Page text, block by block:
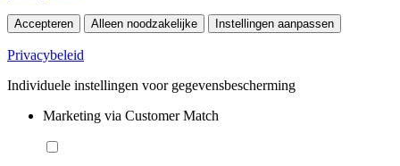
Accepteren Alleen noodzakelijke Instellingen aanpassen
Privacybeleid
Individuele instellingen voor gegevensbescherming
Marketing via Customer Match